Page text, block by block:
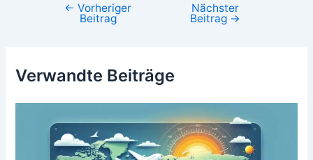
Beitragsnavigation
← Vorheriger
Beitrag
Nächster
Beitrag →
Verwandte Beiträge